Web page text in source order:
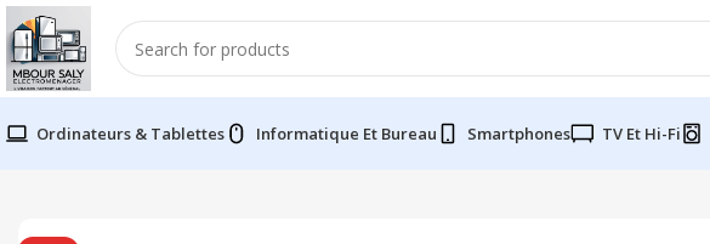
Ordinateurs & Tablettes Informatique Et Bureau Smartphones TV Et Hi-Fi